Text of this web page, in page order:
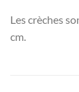
Les crèches
cm.